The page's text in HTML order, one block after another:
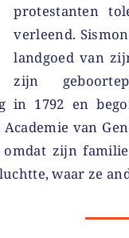
protestanten
verleend.
landgoed van
zijn
in 1792 en
van
omdat zijn
waar ze